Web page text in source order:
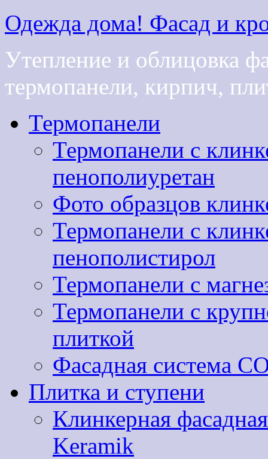
Одежда дома! Фасад и
Утепление и облицовка
термопанели, кирпич,
Термопанели
Термопанели с
пенополиуретан
Фото образцов
Термопанели с
пенополистирол
Термопанели с
Термопанели с
плиткой
Фасадная система
Плитка и ступени
Клинкерная
Keramik